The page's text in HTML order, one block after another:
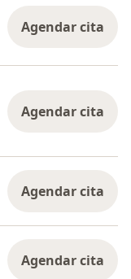
Agendar cita
Agendar cita
Agendar cita
Agendar cita